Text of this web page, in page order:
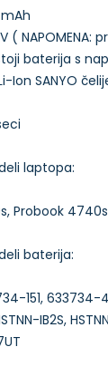
( NAPOMENA:
baterija s
Ion SANYO
laptopa:
Probook 4740s
baterija:
151, 633734-
IB2S,